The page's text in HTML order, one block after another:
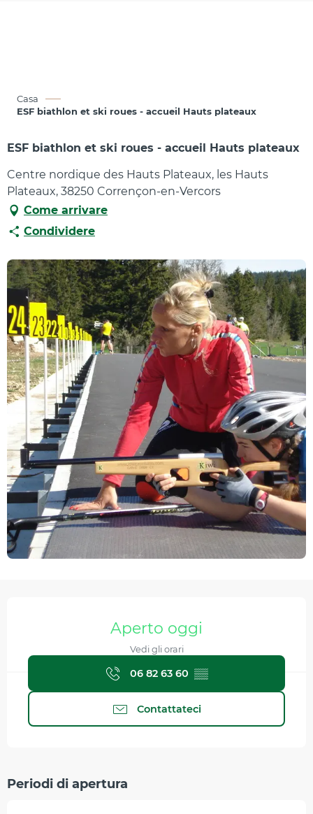
Casa
ESF biathlon et ski roues - accueil Hauts plateaux
ESF biathlon et ski roues - accueil Hauts plateaux
Centre nordique des Hauts Plateaux, les Hauts
Plateaux, 38250 Corrençon-en-Vercors
Come arrivare
Condividere
Orari e contattiAperto oggi
Vedi gli orari
06 82 63 60 ▒▒
Contattateci
Periodi di apertura